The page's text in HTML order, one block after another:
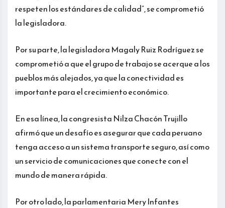
respeten los estándares de calidad”, se comprometió
la legisladora.
Por su parte, la legisladora Magaly Ruiz Rodríguez se
comprometió a que el grupo de trabajo se acerque a los
pueblos más alejados, ya que la conectividad es
importante para el crecimiento económico.
En esa línea, la congresista Nilza Chacón Trujillo
afirmó que un desafío es asegurar que cada peruano
tenga acceso a un sistema transporte seguro, así como
un servicio de comunicaciones que conecte con el
mundo de manera rápida.
Por otro lado, la parlamentaria Mery Infantes